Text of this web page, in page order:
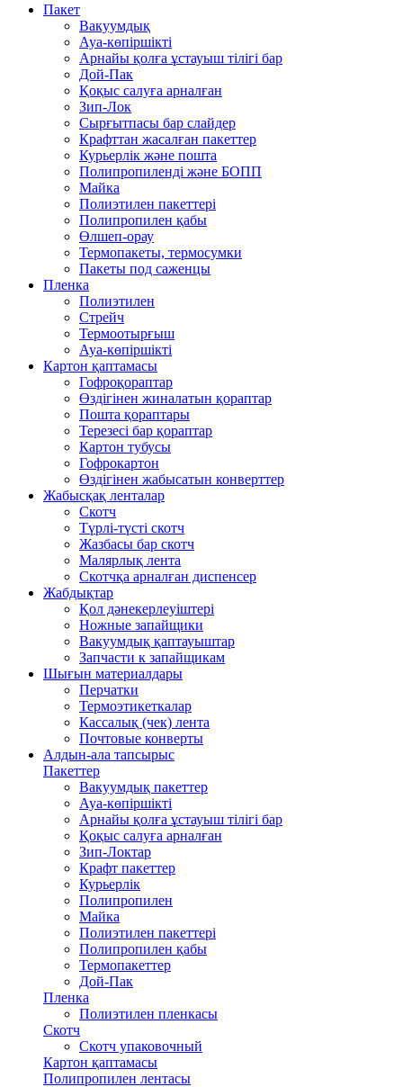
Пакет
Вакуумдық
Ауа-көпіршікті
Арнайы қолға ұстауыш тілігі бар
Дой-Пак
Қоқыс салуға арналған
Зип-Лок
Сырғытпасы бар слайдер
Крафттан жасалған пакеттер
Курьерлік және пошта
Полипропиленді және БОПП
Майка
Полиэтилен пакеттері
Полипропилен қабы
Өлшеп-орау
Термопакеты, термосумки
Пакеты под саженцы
Пленка
Полиэтилен
Стрейч
Термоотырғыш
Ауа-көпіршікті
Картон қаптамасы
Гофроқораптар
Өздігінен жиналатын қораптар
Пошта қораптары
Терезесі бар қораптар
Картон тубусы
Гофрокартон
Өздігінен жабысатын конверттер
Жабысқақ ленталар
Скотч
Түрлі-түсті скотч
Жазбасы бар скотч
Малярлық лента
Скотчқа арналған диспенсер
Жабдықтар
Қол дәнекерлеуіштері
Ножные запайщики
Вакуумдық қаптауыштар
Запчасти к запайщикам
Шығын материалдары
Перчатки
Термоэтикеткалар
Кассалық (чек) лента
Почтовые конверты
Алдын-ала тапсырыс
Пакеттер
Вакуумдық пакеттер
Ауа-көпіршікті
Арнайы қолға ұстауыш тілігі бар
Қоқыс салуға арналған
Зип-Локтар
Крафт пакеттер
Курьерлік
Полипропилен
Майка
Полиэтилен пакеттері
Полипропилен қабы
Термопакеттер
Дой-Пак
Пленка
Полиэтилен пленкасы
Скотч
Скотч упаковочный
Картон қаптамасы
Полипропилен лентасы